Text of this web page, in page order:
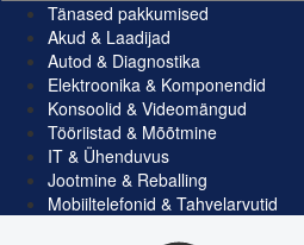
Tänased pakkumised
Akud & Laadijad
Autod & Diagnostika
Elektroonika & Komponendid
Konsoolid & Videomängud
Tööriistad & Mõõtmine
IT & Ühenduvus
Jootmine & Reballing
Mobiiltelefonid & Tahvelarvutid